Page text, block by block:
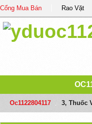
Cổng Mua Bán Rao Vặt
Oc1122804117 3, Thuốc